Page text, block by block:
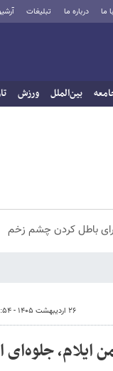
ما درباره ما تبلیغات
بین‌الملل ورزش
باطل کردن چشم زخم
۲۶ اردیبهشت ۱۴۰۵ - ۱۳:۵۴
در میدان ۲۲ بهمن